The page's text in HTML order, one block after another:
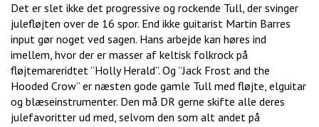
Det er slet ikke det progressive og rockende Tull, der svinger
julefløjten over de 16 spor. End ikke guitarist Martin Barres
input gør noget ved sagen. Hans arbejde kan høres ind
imellem, hvor der er masser af keltisk folkrock på
fløjtemareridtet ”Holly Herald”. Og ”Jack Frost and the
Hooded Crow” er næsten gode gamle Tull med fløjte, elguitar
og blæseinstrumenter. Den må DR gerne skifte alle deres
julefavoritter ud med, selvom den som alt andet på